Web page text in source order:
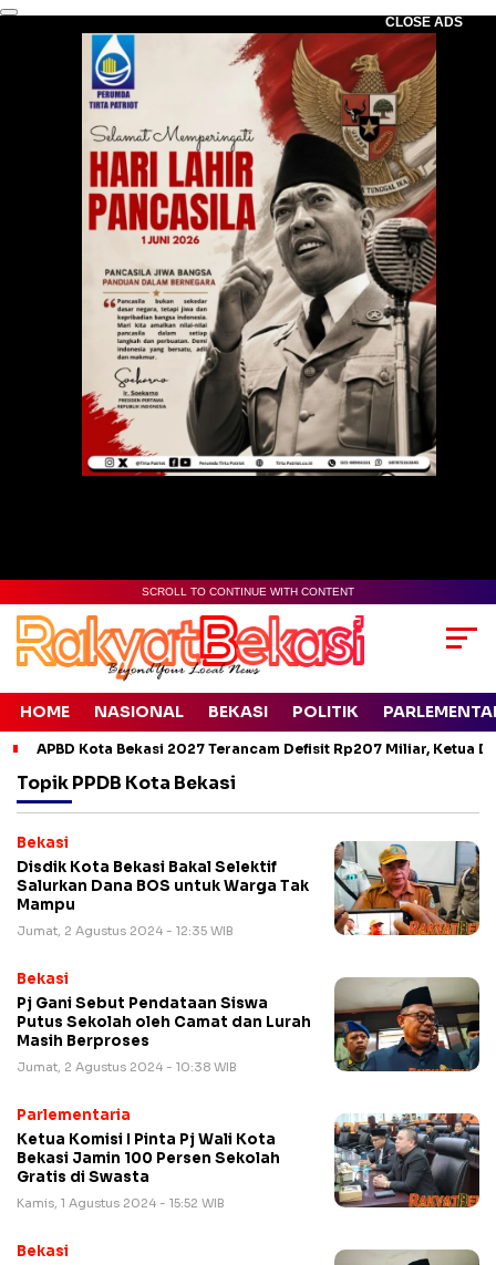
CLOSE ADS
SCROLL TO CONTINUE WITH CONTENT
HOME NASIONAL BEKASI POLITIK
APBD Kota Bekasi 2027 Terancam Defisit Rp207 Miliar, Ketua
Topik PPDB Kota Bekasi
Bekasi
Disdik Kota Bekasi Bakal Selektif
Salurkan Dana BOS untuk Warga Tak
Mampu
Jumat, 2 Agustus 2024 - 12:35 WIB
Bekasi
Pj Gani Sebut Pendataan Siswa
Putus Sekolah oleh Camat dan Lurah
Masih Berproses
Jumat, 2 Agustus 2024 - 10:38 WIB
Parlementaria
Ketua Komisi I Pinta Pj Wali Kota
Bekasi Jamin 100 Persen Sekolah
Gratis di Swasta
Kamis, 1 Agustus 2024 - 15:52 WIB
Bekasi